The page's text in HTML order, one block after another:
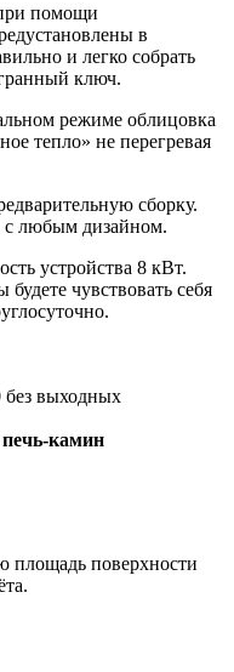
помощи
в
и легко собрать
ключ.
режиме облицовка
тепло» не перегревая
сборку.
с любым дизайном.
устройства 8 кВт.
чувствовать себя
без выходных
камин
площадь поверхности